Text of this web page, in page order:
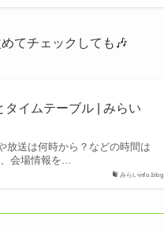
てチェックしても🎶
みらいinfo.blog
イムテーブル | みらい
放送は何時から？などの時間は
会場情報を…